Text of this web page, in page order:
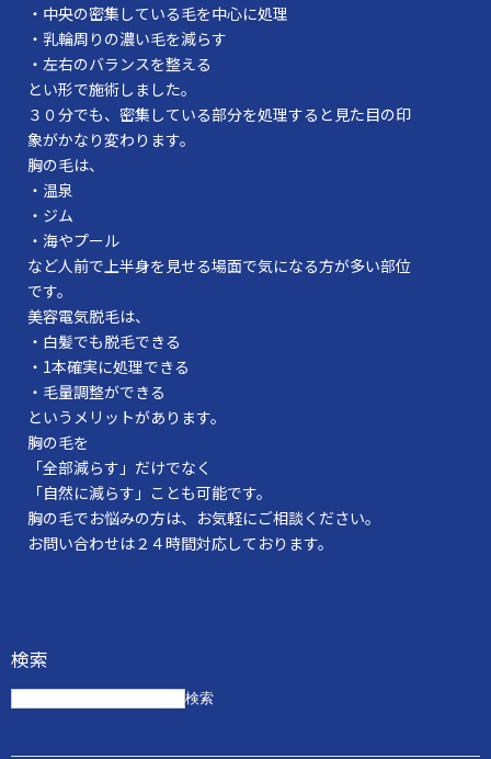
・中央の密集している毛を中心に処理
・乳輪周りの濃い毛を減らす
・左右のバランスを整える
とい形で施術しました。
３０分でも、密集している部分を処理すると見た目の印
象がかなり変わります。
胸の毛は、
・温泉
・ジム
・海やプール
など人前で上半身を見せる場面で気になる方が多い部位
です。
美容電気脱毛は、
・白髪でも脱毛できる
・1本確実に処理できる
・毛量調整ができる
というメリットがあります。
胸の毛を
「全部減らす」だけでなく
「自然に減らす」ことも可能です。
胸の毛でお悩みの方は、お気軽にご相談ください。
お問い合わせは２４時間対応しております。
検索
検索